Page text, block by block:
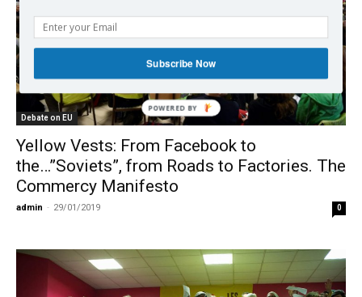
Debate on EU
Yellow Vests: From Facebook to
the…”Soviets”, from Roads to Factories. The
Commercy Manifesto
admin - 29/01/2019 0
Subscribe Now
POWERED
BY